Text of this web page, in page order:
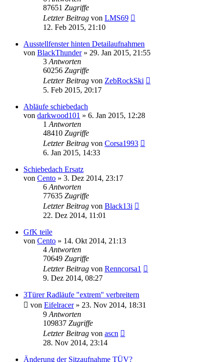
87651 Zugriffe
Letzter Beitrag von LMS69
12. Feb 2015, 21:10
Ausstellfenster hinten Detailaufnahmen
von BlackThunder» 29. Jan 2015, 21:55
3 Antworten
60256 Zugriffe
Letzter Beitrag von ZebRockSki
5. Feb 2015, 20:17
Abläufe schiebedach
von darkwood101 » 6. Jan 2015, 12:28
1 Antworten
48410 Zugriffe
Letzter Beitrag von Corsa1993
6. Jan 2015, 14:33
Schiebedach Ersatz
von Cento » 3. Dez 2014, 23:17
6 Antworten
77635 Zugriffe
Letzter Beitrag von Black13i
22. Dez 2014, 11:01
GfK teile
von Cento » 14. Okt 2014, 21:13
4 Antworten
70649 Zugriffe
Letzter Beitrag von Renncorsa1
9. Dez 2014, 08:27
3Türer Radläufe "extrem" verbreitern
von Eifelracer» 23. Nov 2014, 18:31
9 Antworten
109837 Zugriffe
Letzter Beitrag von ascn
28. Nov 2014, 23:14
Änderung der Sitzaufnahme TÜV?